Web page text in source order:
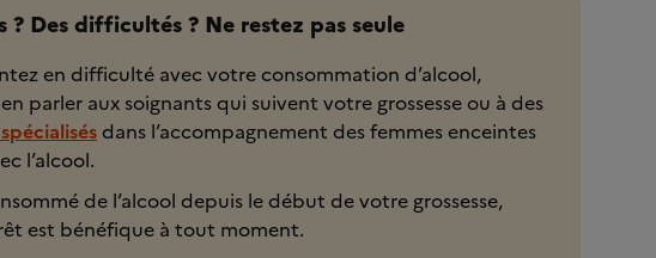
? Des difficultés ? Ne restez pas seule
en difficulté avec votre consommation d’alcool,
en parler aux soignants qui suivent votre grossesse ou à des
dans l’accompagnement des femmes enceintes
l’alcool.
de l’alcool depuis le début de votre grossesse,
est bénéfique à tout moment.